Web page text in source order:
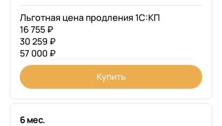
Льготная цена продления 1С:КП
16 755 ₽
30 259 ₽
57 000 ₽
Купить
6 мес.